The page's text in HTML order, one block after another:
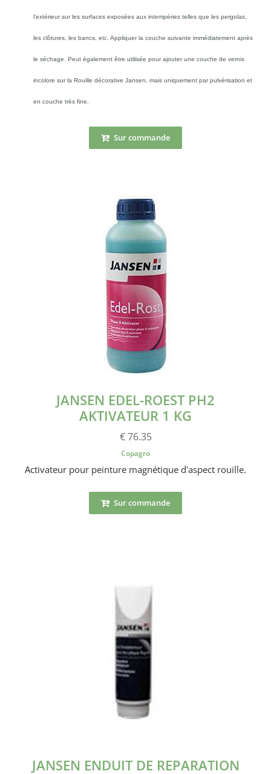
l'extérieur sur les surfaces exposées aux intempéries telles que les pergolas,
les clôtures, les bancs, etc. Appliquer la couche suivante immédiatement après
le séchage. Peut également être utilisée pour ajouter une couche de vernis
incolore sur la Rouille décorative Jansen, mais uniquement par pulvérisation et
en couche très fine.
Sur commande
JANSEN EDEL-ROEST PH2
AKTIVATEUR 1 KG
€ 76.35
Copagro
Activateur pour peinture magnétique d'aspect rouille.
Sur commande
JANSEN ENDUIT DE REPARATION